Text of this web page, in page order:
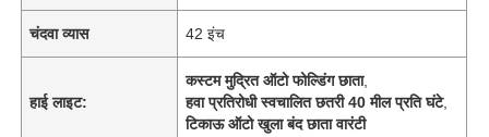
चंदवा व्यास 42 इंच
हाई लाइट:
कस्टम मुद्रित ऑटो फोल्डिंग छाता,
हवा प्रतिरोधी स्वचालित छतरी 40 मील प्रति घंटे,
टिकाऊ ऑटो खुला बंद छाता वारंटी